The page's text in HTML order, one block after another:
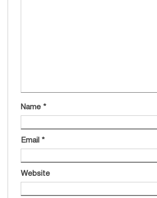
Name *
Email *
Website